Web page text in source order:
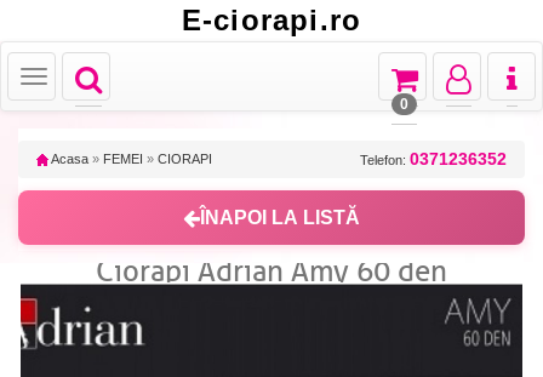
E-ciorapi.ro
Toggle
navigation
Toggle
Toggle
navigation
Toggle
navigation
Toggle
navigation
0
Acasa » FEMEI » CIORAPI Telefon: 0371236352
ÎNAPOI LA LISTĂ
Ciorapi Adrian Amy 60 den